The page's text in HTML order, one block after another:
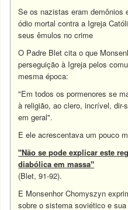
Se os nazistas eram demônios
ódio mortal contra a Igreja
seus êmulos no crime
O Padre Blet cita o que
perseguição à Igreja pelos
mesma época:
"Em todos os pormenores se
à religião, ao clero, incrível, dir-
em geral".
E ele acrescentava um pouco
"Não se pode explicar este
diabólica em massa"
(Blet, 91-92).
E Monsenhor Chomyszyn
sobre o sistema soviético e